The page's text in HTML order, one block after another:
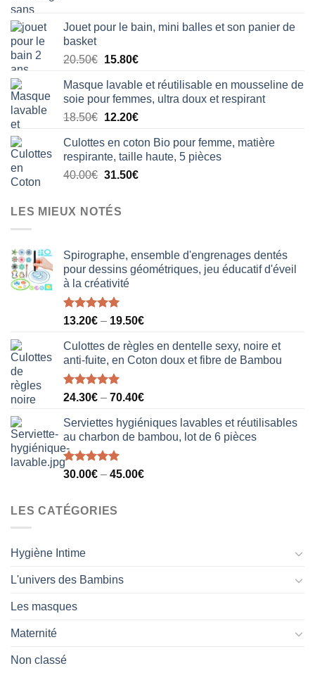
était :
est :
Jouet pour le bain, mini balles et son panier de
basket
20.50€ Le
initial
était :
20.50€.
15.80€Le
actuel
est :
15.80€.
Masque lavable et réutilisable en mousseline de
soie pour femmes, ultra doux et respirant
18.50€ Le
initial
était :
18.50€.
12.20€Le
actuel
est :
12.20€.
Culottes en coton Bio pour femme, matière
respirante, taille haute, 5 pièces
40.00€ Le
initial
était :
31.50€Le
LES MIEUX NOTÉS
Spirographe, ensemble d'engrenages dentés
pour dessins géométriques, jeu éducatif d'éveil
à la créativité
Note5.00
13.20€ – 19.50€
Culottes de règles en dentelle sexy, noire et
anti-fuite, en Coton doux et fibre de Bambou
Note5.00
24.30€ – 70.40€
Serviettes hygiéniques lavables et réutilisables
au charbon de bambou, lot de 6 pièces
Note5.00
30.00€ – 45.00€
LES CATÉGORIES
Hygiène Intime
L'univers des Bambins
Les masques
Maternité
Non classé